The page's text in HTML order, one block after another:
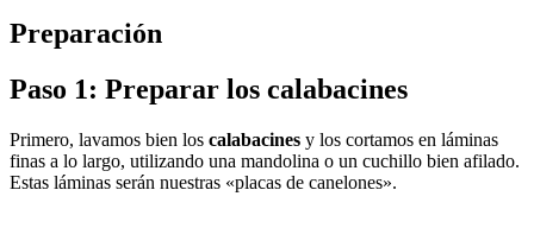
Preparación
Paso 1: Preparar los calabacines
Primero, lavamos bien los calabacines y los cortamos en láminas
finas a lo largo, utilizando una mandolina o un cuchillo bien afilado.
Estas láminas serán nuestras «placas de canelones».